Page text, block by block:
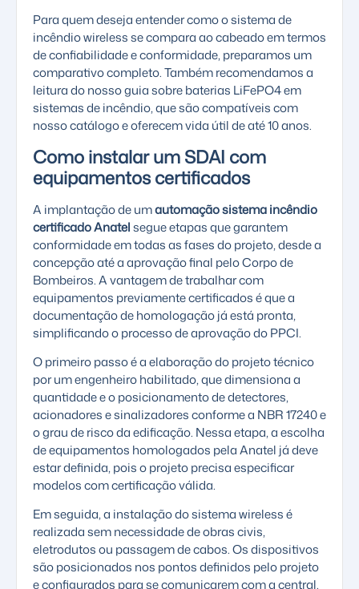
Para quem deseja entender como osistema de
incêndio wirelessse compara ao cabeado em termos
de confiabilidade e conformidade, preparamos um
comparativo completo. Também recomendamos a
leitura do nosso guia sobrebaterias LiFePO4 em
sistemas de incêndio, que são compatíveis com
nosso catálogo e oferecem vida útil de até 10 anos.
Como instalar um SDAI com
equipamentos certificados
A implantação de umautomação sistema incêndio
certificado Anatelsegue etapas que garantem
conformidade em todas as fases do projeto, desde a
concepção até a aprovação final pelo Corpo de
Bombeiros. A vantagem de trabalhar com
equipamentos previamente certificados é que a
documentação de homologação já está pronta,
simplificando o processo de aprovação do PPCI.
O primeiro passo é a elaboração do projeto técnico
por um engenheiro habilitado, que dimensiona a
quantidade e o posicionamento de detectores,
acionadores e sinalizadores conforme a NBR 17240 e
o grau de risco da edificação. Nessa etapa, a escolha
de equipamentos homologados pela Anatel já deve
estar definida, pois o projeto precisa especificar
modelos com certificação válida.
Em seguida, a instalação do sistema wireless é
realizada sem necessidade de obras civis,
eletrodutos ou passagem de cabos. Os dispositivos
são posicionados nos pontos definidos pelo projeto
e configurados para se comunicarem com a central.